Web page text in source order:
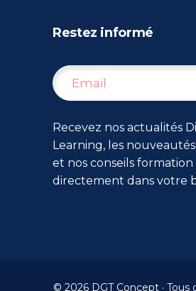
Restez informé
Recevez nos actualités
Learning, les nouveautés
et nos conseils formation
directement dans votre
© 2026 DGT Concept · Tous